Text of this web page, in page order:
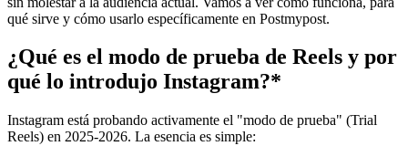
qué sirve y cómo usarlo específicamente en Postmypost.
¿Qué es el modo de prueba de Reels y por
qué lo introdujo Instagram?*
Instagram está probando activamente el "modo de prueba" (Trial
Reels) en 2025-2026. La esencia es simple: